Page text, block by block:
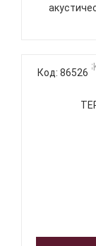
Код: 86526